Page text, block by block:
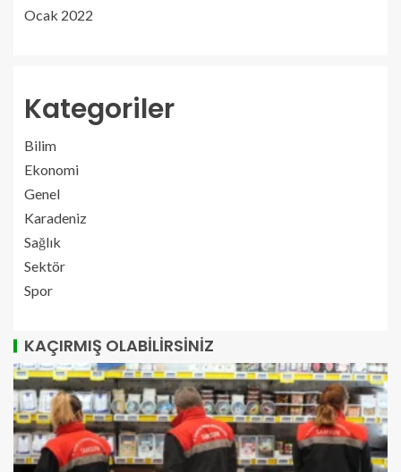
Ocak 2022
Kategoriler
Bilim
Ekonomi
Genel
Karadeniz
Sağlık
Sektör
Spor
KAÇIRMIŞ OLABILIRSINIZ